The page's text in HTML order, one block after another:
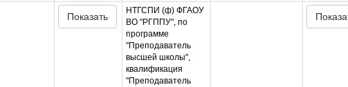
Показать
НТГСПИ (ф) ФГАОУ
ВО "РГППУ", по
программе
"Преподаватель
высшей школы",
квалификация
"Преподаватель